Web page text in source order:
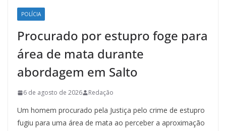
POLÍCIA
Procurado por estupro foge para
área de mata durante
abordagem em Salto
6 de agosto de 2026 Redação
Um homem procurado pela Justiça pelo crime de estupro
fugiu para uma área de mata ao perceber a aproximação